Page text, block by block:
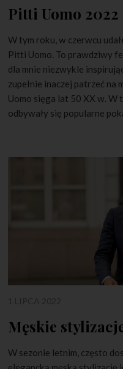
Pitti Uomo 2022
W tym roku, w czerwcu
Pitti Uomo. To prawdziwy
dla mnie niezwykle
zupełnie inaczej patrzeć
Uomo sięga lat 50 XX w. W
odbywały się popularne
Męskie
W sezonie letnim, często